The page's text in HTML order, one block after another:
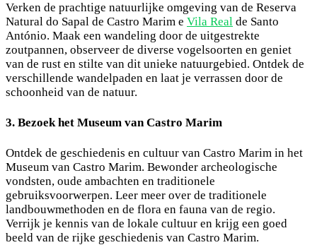
Verken de prachtige natuurlijke omgeving van de Reserva
Natural do Sapal de Castro Marim e Vila Real de Santo
António. Maak een wandeling door de uitgestrekte
zoutpannen, observeer de diverse vogelsoorten en geniet
van de rust en stilte van dit unieke natuurgebied. Ontdek de
verschillende wandelpaden en laat je verrassen door de
schoonheid van de natuur.
3. Bezoek het Museum van Castro Marim
Ontdek de geschiedenis en cultuur van Castro Marim in het
Museum van Castro Marim. Bewonder archeologische
vondsten, oude ambachten en traditionele
gebruiksvoorwerpen. Leer meer over de traditionele
landbouwmethoden en de flora en fauna van de regio.
Verrijk je kennis van de lokale cultuur en krijg een goed
beeld van de rijke geschiedenis van Castro Marim.